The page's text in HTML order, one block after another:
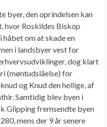
byer, den oprindelsen kan
hvor Roskildes Biskop
om at skade en
i landsbyer vest for
dog klart
(møntudslåelse) for
og Knud den hellige, af
Samtidig blev byen i
Glipping fremsendte byen
mens der 9 år senere